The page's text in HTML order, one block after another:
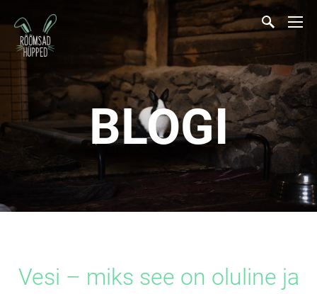
BLOGI
Vesi – miks see on oluline ja